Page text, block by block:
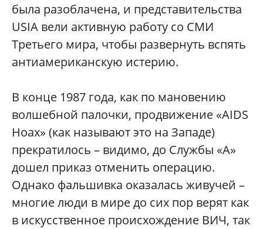
была разоблачена, и представительства
USIA вели активную работу со СМИ
Третьего мира, чтобы развернуть вспять
антиамериканскую истерию.
В конце 1987 года, как по мановению
волшебной палочки, продвижение «AIDS
Hoax» (как называют это на Западе)
прекратилось – видимо, до Службы «А»
дошел приказ отменить операцию.
Однако фальшивка оказалась живучей –
многие люди в мире до сих пор верят как
в искусственное происхождение ВИЧ, так